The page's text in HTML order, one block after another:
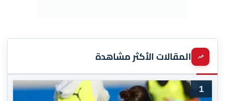
المقالات الأكثر مشاهدة
1